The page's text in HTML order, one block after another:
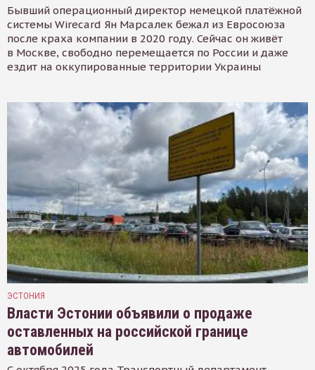
Бывший операционный директор немецкой платёжной
системы Wirecard Ян Марсалек бежал из Евросоюза
после краха компании в 2020 году. Сейчас он живёт
в Москве, свободно перемещается по России и даже
ездит на оккупированные территории Украины
ЭСТОНИЯ
Власти Эстонии объявили о продаже
оставленных на российской границе
автомобилей